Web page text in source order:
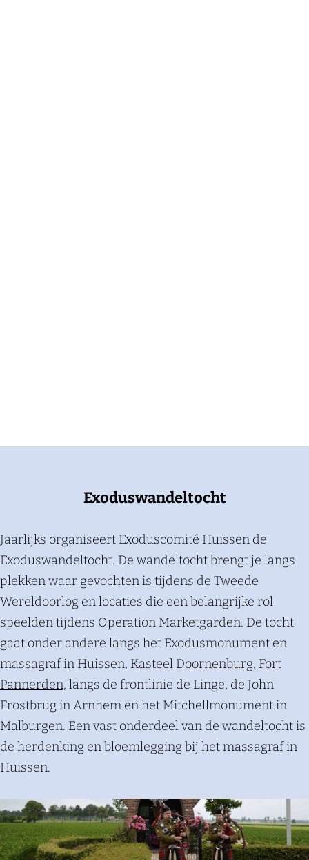
Exoduswandeltocht
Jaarlijks organiseert Exoduscomité Huissen de
Exoduswandeltocht. De wandeltocht brengt je langs
plekken waar gevochten is tijdens de Tweede
Wereldoorlog en locaties die een belangrijke rol
speelden tijdens Operation Marketgarden. De tocht
gaat onder andere langs het Exodusmonument en
massagraf in Huissen, Kasteel Doornenburg, Fort
Pannerden, langs de frontlinie de Linge, de John
Frostbrug in Arnhem en het Mitchellmonument in
Malburgen. Een vast onderdeel van de wandeltocht is
de herdenking en bloemlegging bij het massagraf in
Huissen.